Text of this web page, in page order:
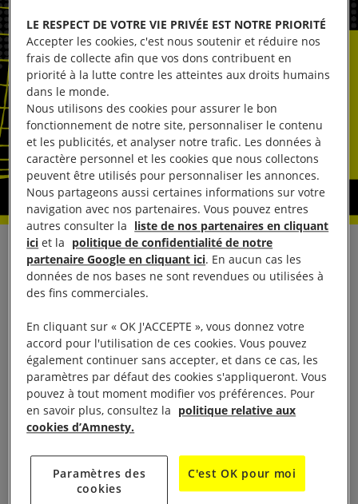
Alors que l’Aquarius a secouru et recueilli 141
personnes, en mer au large de la Libye, le vendredi
10 août, l’Italie et Malte ont de nouveau fui leurs
responsabilités en refusant d’ouvrir leurs ports au
navire de sauvetage de SOS Méditerranée.
Francis Perrin, vice-président d’Amnesty
International France, a déclaré :
de juin dernier quand 629 réfugiés sont restés
bloqués en mer plusieurs jours durant. Le président
LE RESPECT DE VOTRE VIE PRIVÉE EST NOTRE PRIORITÉ
Accepter les cookies, c'est nous soutenir et réduire nos
frais de collecte afin que vos dons contribuent en
priorité à la lutte contre les atteintes aux droits humains
dans le monde.
Nous utilisons des cookies pour assurer le bon
fonctionnement de notre site, personnaliser le contenu
et les publicités, et analyser notre trafic. Les données à
caractère personnel et les cookies que nous collectons
peuvent être utilisés pour personnaliser les annonces.
Nous partageons aussi certaines informations sur votre
navigation avec nos partenaires. Vous pouvez entres
autres consulter la liste de nos partenaires en cliquant
ici et la politique de confidentialité de notre
partenaire Google en cliquant ici. En aucun cas les
données de nos bases ne sont revendues ou utilisées à
des fins commerciales.
En cliquant sur « OK J'ACCEPTE », vous donnez votre
accord pour l'utilisation de ces cookies. Vous pouvez
également continuer sans accepter, et dans ce cas, les
paramètres par défaut des cookies s'appliqueront. Vous
pouvez à tout moment modifier vos préférences. Pour
en savoir plus, consultez la politique relative aux
cookies d’Amnesty.
Paramètres des
cookies
C'est OK pour moi